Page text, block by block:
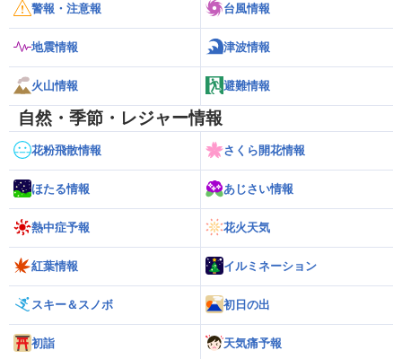
警報・注意報 台風情報
地震情報 津波情報
火山情報 避難情報
自然・季節・レジャー情報
花粉飛散情報 さくら開花情報
ほたる情報 あじさい情報
熱中症予報 花火天気
紅葉情報 イルミネーション
スキー＆スノボ 初日の出
初詣 天気痛予報